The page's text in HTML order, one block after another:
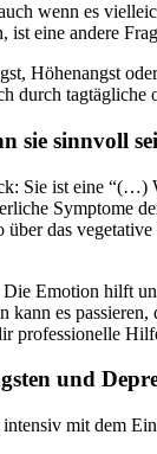
wenn es
ist eine andere
Höhenangst
durch tagtägliche
sie sinnvoll
Sie ist eine
Symptome
das
Emotion hilft
kann es
professionelle
und
mit dem